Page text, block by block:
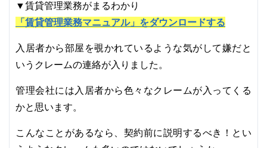
▼賃貸管理業務がまるわかり
「賃貸管理業務マニュアル」をダウンロードする
入居者から部屋を覗かれているような気がして嫌だと
いうクレームの連絡が入りました。
管理会社には入居者から色々なクレームが入ってくる
かと思います。
こんなことがあるなら、契約前に説明するべき！とい